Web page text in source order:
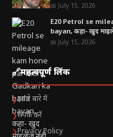
📅 July 15, 2026
E20 Petrol se
bayan, कहा- खुद
📅 July 15, 2026
🔗महत्वपूर्ण लिंक
❯हमारे बारे में
❯संपर्क करें
❯Privacy Policy